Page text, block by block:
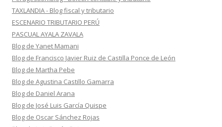
TAXLANDIA - Blog fiscal y tributario
ESCENARIO TRIBUTARIO PERÚ
PASCUAL AYALA ZAVALA
Blog de Yanet Mamani
Blog de Francisco Javier Ruiz de Castilla Ponce de León
Blog de Martha Pebe
Blog de Agustina Castillo Gamarra
Blog de Daniel Arana
Blog de José Luis García Quispe
Blog de Oscar Sánchez Rojas